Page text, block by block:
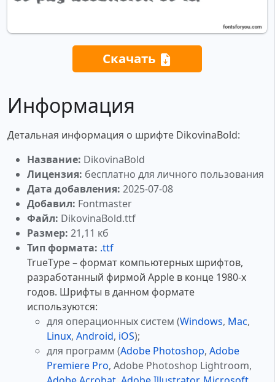
Скачать
Информация
Детальная информация о шрифте DikovinaBold:
Название: DikovinaBold
Лицензия: бесплатно для личного пользования
Дата добавления: 2025-07-08
Добавил: Fontmaster
Файл: DikovinaBold.ttf
Размер: 21,11 кб
Тип формата: .ttf
TrueType – формат компьютерных шрифтов,
разработанный фирмой Apple в конце 1980-х
годов. Шрифты в данном формате
используются:
для операционных систем (Windows, Mac,
Linux, Android, iOS);
для программ (Adobe Photoshop, Adobe
Premiere Pro, Adobe Photoshop Lightroom,